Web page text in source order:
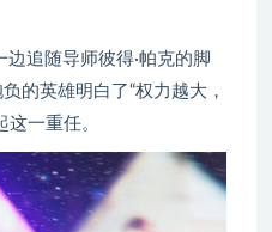
追随导师彼得·帕克的脚
的英雄明白了“权力越大，
一重任。